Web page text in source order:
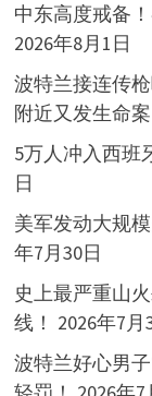
中东高度戒备
2026年8月1日
波特兰接连传
附近又发生命案
5万人冲入西班
日
美军发动大规
年7月30日
史上最严重山
线！ 2026年7月
波特兰好心男